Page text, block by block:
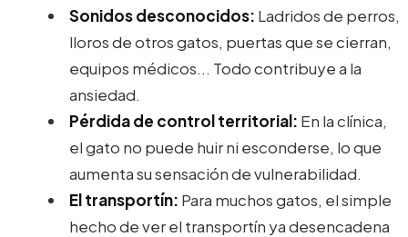
Sonidos desconocidos: Ladridos de perros,
lloros de otros gatos, puertas que se cierran,
equipos médicos... Todo contribuye a la
ansiedad.
Pérdida de control territorial: En la clínica,
el gato no puede huir ni esconderse, lo que
aumenta su sensación de vulnerabilidad.
El transportín: Para muchos gatos, el simple
hecho de ver el transportín ya desencadena